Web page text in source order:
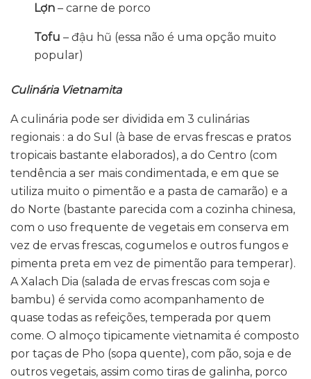
Lợn – carne de porco
Tofu –đậu hũ (essa não é uma opção muito
popular)
Culinária Vietnamita
A culinária pode ser dividida em 3 culinárias
regionais : a do Sul (à base de ervas frescas e pratos
tropicais bastante elaborados), a do Centro (com
tendência a ser mais condimentada, e em que se
utiliza muito o pimentão e a pasta de camarão) e a
do Norte (bastante parecida com a cozinha chinesa,
com o uso frequente de vegetais em conserva em
vez de ervas frescas, cogumelos e outros fungos e
pimenta preta em vez de pimentão para temperar).
A Xalach Dia (salada de ervas frescas com soja e
bambu) é servida como acompanhamento de
quase todas as refeições, temperada por quem
come. O almoço tipicamente vietnamita é composto
por taças de Pho (sopa quente), com pão, soja e de
outros vegetais, assim como tiras de galinha, porco